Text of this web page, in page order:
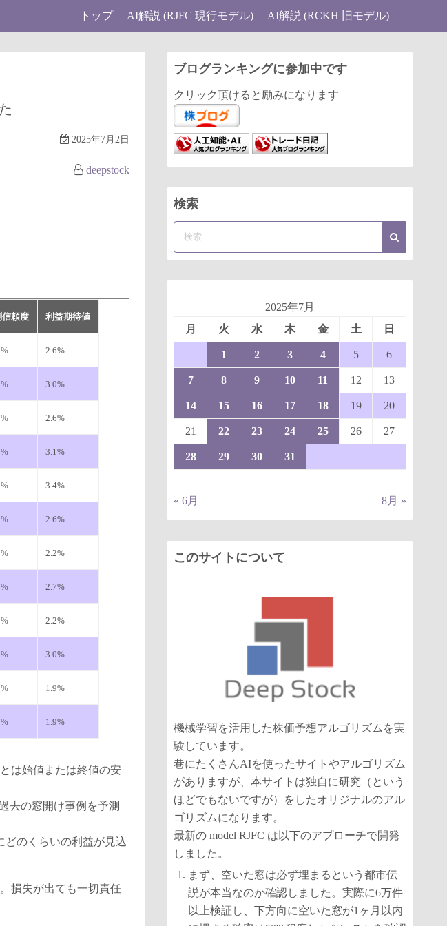
トップ AI解説 (RJFC 現行モデル) AI解説 (RCKH 旧モデル)
2025年7月2日
deepstock
信頼度 利益期待値
2.6%
3.0%
2.6%
3.1%
3.4%
2.6%
2.2%
2.7%
2.2%
3.0%
1.9%
1.9%
は始値または終値の安
去の窓開け事例を予測
どのくらいの利益が見込
損失が出ても一切責任
ブログランキングに参加中です
クリック頂けると励みになります
検索
2025年7月
月
火 水 木 金 土 日
1 2 3 4 5 6
7 8 9 10 11 12 13
14 15 16 17 18 19 20
21 22 23 24 25 26 27
28 29 30 31
« 6月 8月 »
このサイトについて
機械学習を活用した株価予想アルゴリズムを実
験しています。
巷にたくさんAIを使ったサイトやアルゴリズム
がありますが、本サイトは独自に研究（という
ほどでもないですが）をしたオリジナルのアル
ゴリズムになります。
最新の model RJFC は以下のアプローチで開発
しました。
まず、空いた窓は必ず埋まるという都市伝
説が本当なのか確認しました。実際に6万件
以上検証し、下方向に空いた窓が1ヶ月以内